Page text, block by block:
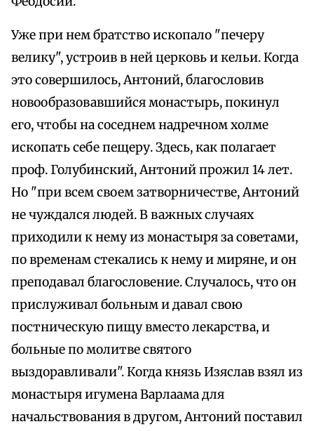
Уже при нем братство ископало "печеру
велику", устроив в ней церковь и кельи. Когда
это совершилось, Антоний, благословив
новообразовавшийся монастырь, покинул
его, чтобы на соседнем надречном холме
ископать себе пещеру. Здесь, как полагает
проф. Голубинский, Антоний прожил 14 лет.
Но "при всем своем затворничестве, Антоний
не чуждался людей. В важных случаях
приходили к нему из монастыря за советами,
по временам стекались к нему и миряне, и он
преподавал благословение. Случалось, что он
прислуживал больным и давал свою
постническую пищу вместо лекарства, и
больные по молитве святого
выздоравливали". Когда князь Изяслав взял из
монастыря игумена Варлаама для
начальствования в другом, Антоний поставил